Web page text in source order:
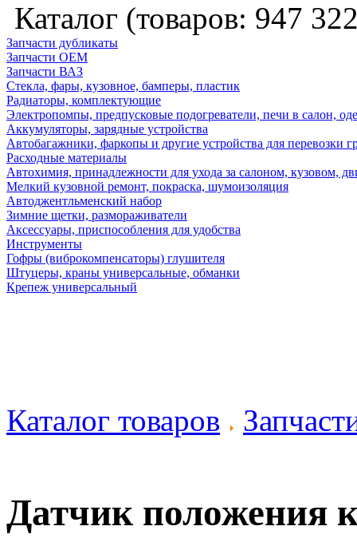
Каталог (товаров: 947
Запчасти дубликаты
Запчасти ОЕМ
Запчасти ВАЗ
Стекла, фары, кузовное, бамперы, пластик
Радиаторы, комплектующие
Электропомпы, предпусковые подогреватели, печи в салон,
Аккумуляторы, зарядные устройства
Автобагажники, фаркопы и другие устройства для перевозки
Расходные материалы
Автохимия, принадлежности для ухода за салоном, кузовом,
Мелкий кузовной ремонт, покраска, шумоизоляция
Автоджентльменский набор
Зимние щетки, размораживатели
Аксессуары, приспособления для удобства
Инструменты
Гофры (виброкомпенсаторы) глушителя
Штуцеры, краны универсальные, обманки
Крепеж универсальный
Каталог товаров
Датчик положения